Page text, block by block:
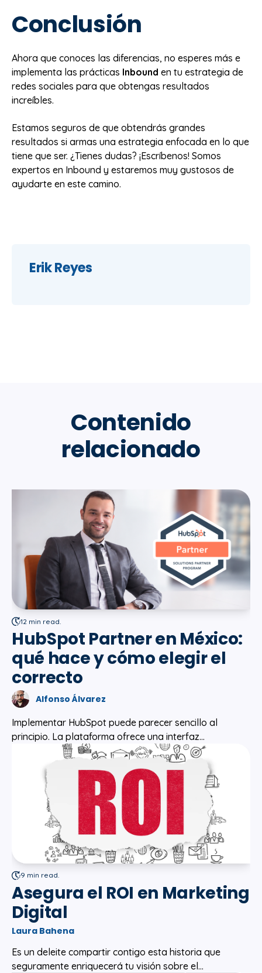
Conclusión
Ahora que conoces las diferencias, no esperes más e
implementa las prácticas Inbound en tu estrategia de
redes sociales para que obtengas resultados
increíbles.
Estamos seguros de que obtendrás grandes
resultados si armas una estrategia enfocada en lo que
tiene que ser. ¿Tienes dudas? ¡Escríbenos! Somos
expertos en Inbound y estaremos muy gustosos de
ayudarte en este camino.
Erik Reyes
Contenido
relacionado
12 min read.
HubSpot Partner en México:
qué hace y cómo elegir el
correcto
Alfonso Álvarez
Implementar HubSpot puede parecer sencillo al
principio. La plataforma ofrece una interfaz...
9 min read.
Asegura el ROI en Marketing
Digital
Laura Bahena
Es un deleite compartir contigo esta historia que
seguramente enriquecerá tu visión sobre el...